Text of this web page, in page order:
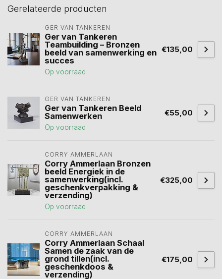
Gerelateerde producten
GER VAN TANKEREN
Ger van Tankeren
Teambuilding – Bronzen
beeld van samenwerking en
succes
Op voorraad
€135,00
GER VAN TANKEREN
Ger van Tankeren Beeld
Samenwerken
Op voorraad
€55,00
CORRY AMMERLAAN
Corry Ammerlaan Bronzen
beeld Energiek in de
samenwerking(incl.
geschenkverpakking &
verzending)
Op voorraad
€325,00
CORRY AMMERLAAN
Corry Ammerlaan Schaal
Samen de zaak van de
grond tillen(incl.
geschenkdoos &
verzending)
€175,00